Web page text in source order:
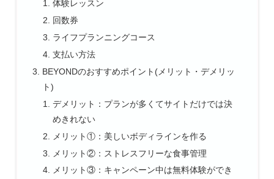
体験レッスン
回数券
ライフプランニングコース
支払い方法
BEYONDのおすすめポイント(メリット・デメリッ
ト)
デメリット：プランが多くてサイトだけでは決
めきれない
メリット①：美しいボディラインを作る
メリット②：ストレスフリーな食事管理
メリット③：キャンペーン中は無料体験ができ